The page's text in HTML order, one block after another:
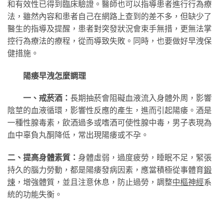
和有效性已得到臨床驗證。醫師也可以指導患者進行行為療
法，雖然內容和患者自己在網路上查到的差不多，但缺少了
醫生的指導及提醒，患者對突發狀況會束手無措，更無法掌
控行為療法的療程，從而導致失敗。同時，也要做好早洩保
健措施。
陽痿早洩怎麼調理
一、戒菸酒： 長期抽菸會阻礙血液流入身體外周，影響
陰莖的血液循環，影響性反應的產生，進而引起陽痿。酒是
一種性腺毒素，飲酒過多或嗜酒可使性腺中毒，男子表現為
血中辜負丸酮降低，常出現陽痿或不孕。
二、提高身體素質： 身體虛弱，過度疲勞，睡眠不足，緊張
持久的腦力勞動，都是陽痿發病因素，應當積極從事體育鍛
煉 ，增強體質，並且注意休息，防止過勞，調整中樞神經系
統的功能失衡。